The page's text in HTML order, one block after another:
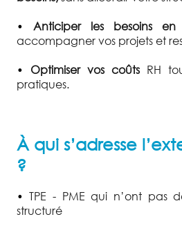
•
Anticiper les besoins en
accompagner vos projets et
•
Optimiser vos coûtsRH
pratiques.
À qui s’adresse
?
• TPE - PME qui n’ont pas
structuré